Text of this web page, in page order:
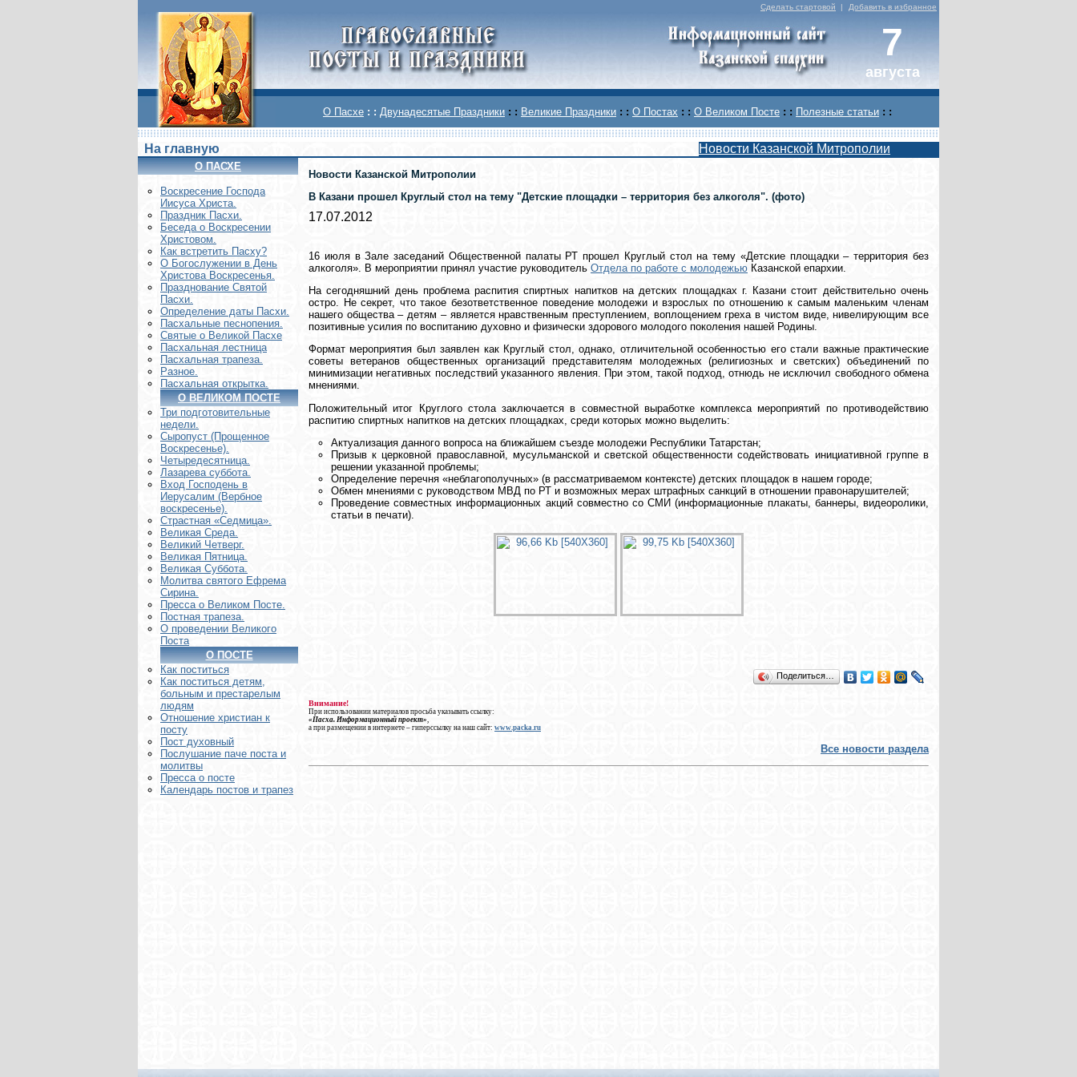
Сделать стартовой | Добавить в избранное
7
августа
О Пасхе : : Двунадесятые Праздники : : Великие Праздники : : О Постах : : О Великом Посте : : Полезные статьи : :
На главную Новости Казанской Митрополии
О ПАСХЕ
Воскреcение Господа
Иисуса Христа.
Праздник Пасхи.
Беседа о Воскресении
Христовом.
Как встретить Пасху?
О Богослужении в День
Христова Воскресенья.
Празднование Святой
Пасхи.
Определение даты Пасхи.
Пасхальные песнопения.
Святые о Великой Пасхе
Пасхальная лестница
Пасхальная трапеза.
Разное.
Пасхальная открытка.
О ВЕЛИКОМ ПОСТЕ
Три подготовительные
недели.
Сыропуст (Прощенное
Воскресенье).
Четыредесятница.
Лазарева суббота.
Вход Господень в
Иерусалим (Вербное
воскресенье).
Страстная «Седмица».
Великая Среда.
Великий Четверг.
Великая Пятница.
Великая Суббота.
Молитва святого Ефрема
Сирина.
Пресса о Великом Посте.
Постная трапеза.
О проведении Великого
Поста
О ПОСТЕ
Как поститься
Как поститься детям,
больным и престарелым
людям
Отношение христиан к
посту
Пост духовный
Послушание паче поста и
молитвы
Пресса о посте
Календарь постов и трапез
Новости Казанской Митрополии
В Казани прошел Круглый стол на тему "Детские площадки – территория без алкоголя". (фото)
17.07.2012
16 июля в Зале заседаний Общественной палаты РТ прошел Круглый стол на тему «Детские площадки – территория без
алкоголя». В мероприятии принял участие руководитель Отдела по работе с молодежью Казанской епархии.
На сегодняшний день проблема распития спиртных напитков на детских площадках г. Казани стоит действительно очень
остро. Не секрет, что такое безответственное поведение молодежи и взрослых по отношению к самым маленьким членам
нашего общества – детям – является нравственным преступлением, воплощением греха в чистом виде, нивелирующим все
позитивные усилия по воспитанию духовно и физически здорового молодого поколения нашей Родины.
Формат мероприятия был заявлен как Круглый стол, однако, отличительной особенностью его стали важные практические
советы ветеранов общественных организаций представителям молодежных (религиозных и светских) объединений по
минимизации негативных последствий указанного явления. При этом, такой подход, отнюдь не исключил свободного обмена
мнениями.
Положительный итог Круглого стола заключается в совместной выработке комплекса мероприятий по противодействию
распитию спиртных напитков на детских площадках, среди которых можно выделить:
Актуализация данного вопроса на ближайшем съезде молодежи Республики Татарстан;
Призыв к церковной православной, мусульманской и светской общественности содействовать инициативной группе в
решении указанной проблемы;
Определение перечня «неблагополучных» (в рассматриваемом контексте) детских площадок в нашем городе;
Обмен мнениями с руководством МВД по РТ и возможных мерах штрафных санкций в отношении правонарушителей;
Проведение совместных информационных акций совместно со СМИ (информационные плакаты, баннеры, видеоролики,
статьи в печати).
Поделиться…
Внимание!
При использовании материалов просьба указывать ссылку:
«Пасха. Информационный проект»,
а при размещении в интернете – гиперссылку на наш сайт: www.packa.ru
Все новости раздела